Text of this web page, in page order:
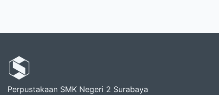
Perpustakaan SMK Negeri 2 Surabaya